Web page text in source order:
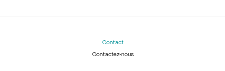
Contact
Contactez-nous